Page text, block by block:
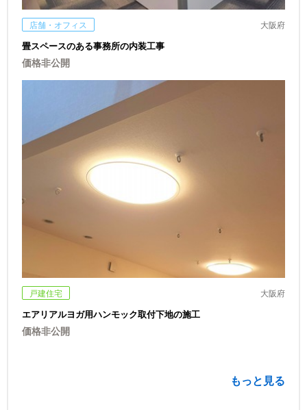
店舗・オフィス 大阪府
畳スペースのある事務所の内装工事
価格非公開
戸建住宅 大阪府
エアリアルヨガ用ハンモック取付下地の施工
価格非公開
もっと見る